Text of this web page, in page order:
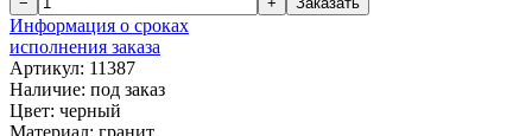
Информация о сроках
исполнения заказа
Артикул: 11387
Наличие: под заказ
Цвет: черный
Материал: гранит